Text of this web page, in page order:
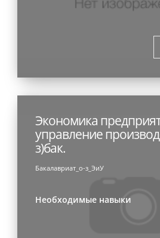
Экономика
управление
з)бак.
Бакалавриат_о-з_ЭиУ
Необходимые навыки